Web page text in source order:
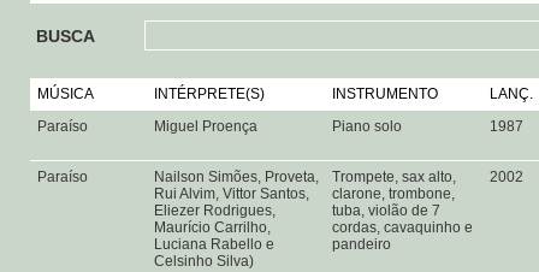
BUSCA
MÚSICA INTÉRPRETE(S) INSTRUMENTO
LANÇ.
Paraíso
Miguel Proença Piano solo 1987
Paraíso
Nailson Simões, Proveta,
Rui Alvim, Vittor Santos,
Eliezer Rodrigues,
Maurício Carrilho,
Luciana Rabello e
Celsinho Silva)
Trompete, sax alto,
clarone, trombone,
tuba, violão de 7
cordas, cavaquinho e
pandeiro
2002